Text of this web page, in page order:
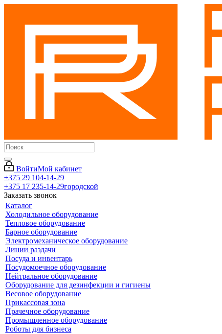
ВойтиМой кабинет
+375 29 104-14-29
+375 17 235-14-29городской
Заказать звонок
Каталог
Холодильное оборудование
Тепловое оборудование
Барное оборудование
Электромеханическое оборудование
Линии раздачи
Посуда и инвентарь
Посудомоечное оборудование
Нейтральное оборудование
Оборудование для дезинфекции и гигиены
Весовое оборудование
Прикассовая зона
Прачечное оборудование
Промышленное оборудование
Роботы для бизнеса